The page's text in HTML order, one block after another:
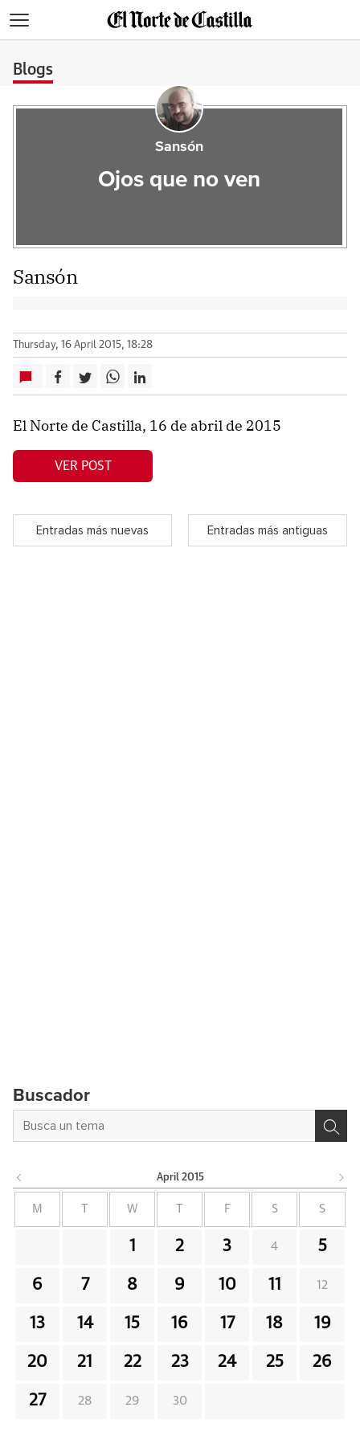
Blogs
Sansón
Ojos que no ven
Sansón
Thursday, 16 April 2015, 18:28
El Norte de Castilla, 16 de abril de 2015
VER POST
Entradas más nuevas Entradas más antiguas
Buscador
April 2015
M W F S S
1 2 3 4 5
6 7 8 9 10 11 12
13 14 15 16 17 18 19
20 21 22 23 24 25 26
27 28 29 30